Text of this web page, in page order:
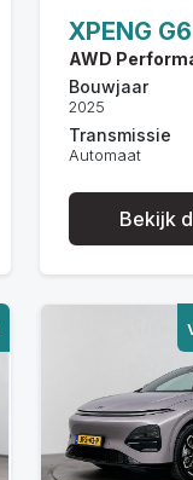
XPENG G6
AWD
Bouwjaar
2025
Transmissie
Automaat
Bekijk